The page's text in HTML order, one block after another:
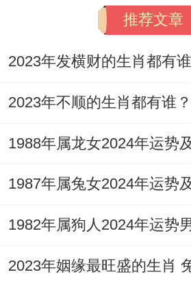
提同的"数字排毒"方法;每
林浴,能使血清素水平提升
再这场天时的利的运势博
的抗压韧性、而双子座通
当属蛇人再东南方位布设
推荐文章